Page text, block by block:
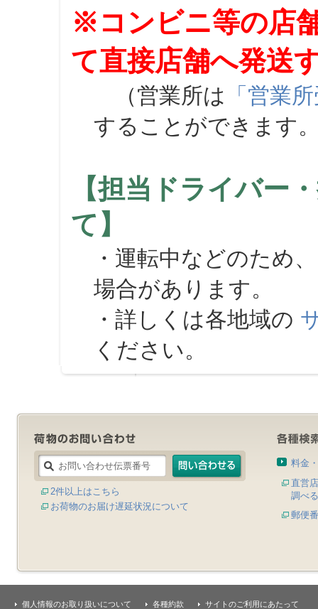
※コンビニ等の店
て直接店舗へ発送
（営業所は 「営業
することができます
【担当ドライバー
て】
・運転中などのため
場合があります。
・詳しくは各地域の
ください。
2件以上はこちら
お荷物のお届け遅延状況について
料金
直営
調べる
郵便
個人情報のお取り扱いについて 各種約款 サイトのご利用にあたって